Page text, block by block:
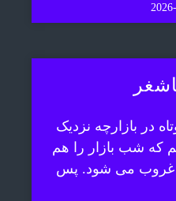
در بازارچه نزدیک
که شب بازار را هم